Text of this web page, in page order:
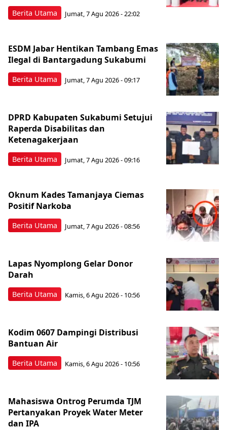
Berita Utama Jumat, 7 Agu 2026 - 22:02
Berita Utama
ESDM Jabar Hentikan Tambang Emas
Ilegal di Bantargadung Sukabumi
Jumat, 7 Agu 2026 - 09:17
Berita Utama
DPRD Kabupaten Sukabumi Setujui
Raperda Disabilitas dan
Ketenagakerjaan
Jumat, 7 Agu 2026 - 09:16
Berita Utama
Oknum Kades Tamanjaya Ciemas
Positif Narkoba
Jumat, 7 Agu 2026 - 08:56
Berita Utama
Lapas Nyomplong Gelar Donor
Darah
Kamis, 6 Agu 2026 - 10:56
Berita Utama
Kodim 0607 Dampingi Distribusi
Bantuan Air
Kamis, 6 Agu 2026 - 10:56
Mahasiswa Ontrog Perumda TJM
Pertanyakan Proyek Water Meter
dan IPA